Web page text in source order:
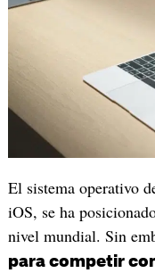
El sistema operativo
iOS, se ha
nivel mundial. Sin
para competir